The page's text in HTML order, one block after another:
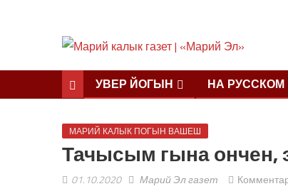
УВЕР ЙОГЫН НА РУССКОМ
МАРИЙ КАЛЫК ПОГЫН ВАШЕШ
Тачысым гына
01.10.2020 Марий Эл газет